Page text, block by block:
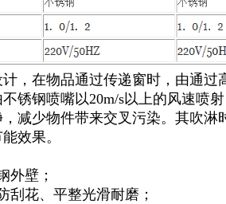
，在物品通过传递窗时，由通过
锈钢喷嘴以20m/s以上的风速喷
减少物件带来交叉污染。其吹淋
效果。
外壁；
刮花、平整光滑耐磨；